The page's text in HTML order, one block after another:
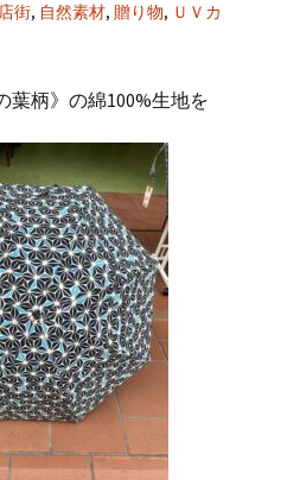
街, 自然素材, 贈り物, ＵＶカ
葉柄》の綿100%生地を